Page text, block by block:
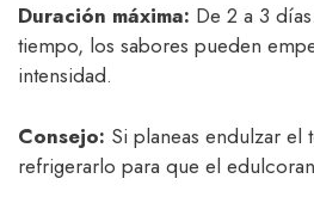
Duración máxima: De 2 a 3
tiempo, los sabores pueden
intensidad.
Consejo: Si planeas endulzar el
refrigerarlo para que el